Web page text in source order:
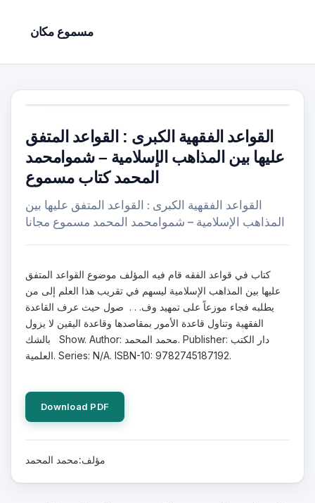
مسموع مكان
القواعد الفقهية الكبرى : القواعد المتفق
عليها بين المذاهب الإسلامية – شموامحمد
المحمد كتاب مسموع
القواعد الفقهية الكبرى : القواعد المتفق عليها بين
المذاهب الإسلامية – شموامحمد المحمد مسموع مجانا
كتاب في قواعد الفقه قام فيه المؤلف موضوع القواعد المتفق
عليها بين المذاهب الإسلامية ليسهم في تقريب هذا العلم إلى من
يطلبه فجاء موزعاً على تمهيد وف. . . صول حيث عرف القاعدة
الفقهية وتناول قاعدة الأمور بمقاصدها وقاعدة اليقين لا يزول
بالشك Show. Author: محمد المحمد. Publisher: دار الكتب
العلمية. Series: N/A. ISBN-10: 9782745187192.
Download PDF
مؤلف:محمد المحمد